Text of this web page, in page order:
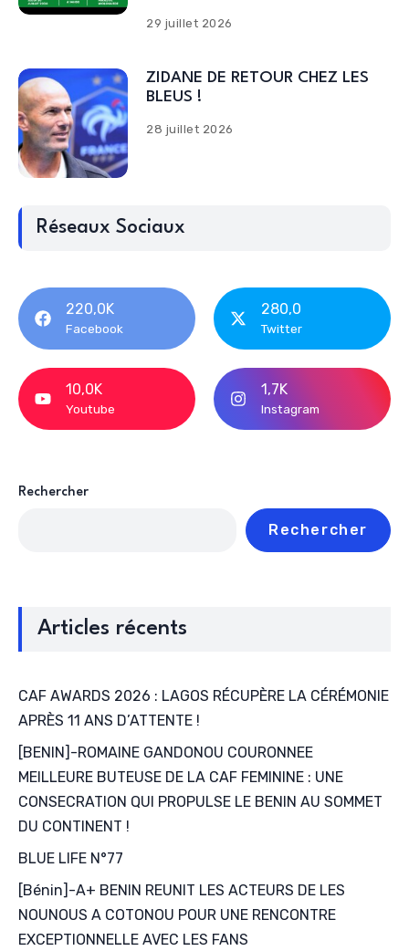
29 juillet 2026
ZIDANE DE RETOUR CHEZ LES
BLEUS !
28 juillet 2026
Réseaux Sociaux
220,0K
Facebook
280,0
Twitter
10,0K
Youtube
1,7K
Instagram
Rechercher
Rechercher
Articles récents
CAF AWARDS 2026 : LAGOS RÉCUPÈRE LA CÉRÉMONIE
APRÈS 11 ANS D’ATTENTE !
[BENIN]-ROMAINE GANDONOU COURONNEE
MEILLEURE BUTEUSE DE LA CAF FEMININE : UNE
CONSECRATION QUI PROPULSE LE BENIN AU SOMMET
DU CONTINENT !
BLUE LIFE N°77
[Bénin]-A+ BENIN REUNIT LES ACTEURS DE LES
NOUNOUS A COTONOU POUR UNE RENCONTRE
EXCEPTIONNELLE AVEC LES FANS